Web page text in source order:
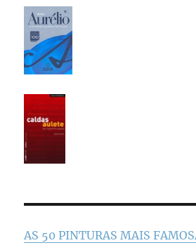
AS 50 PINTURAS MAIS